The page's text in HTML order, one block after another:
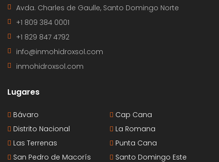
Avda. Charles de Gaulle, Santo Domingo Norte
+1 809 384 0001
+1 829 847 4792
info@inmohidroxsol.com
inmohidroxsol.com
Lugares
Bávaro
Cap Cana
Distrito Nacional
La Romana
Las Terrenas
Punta Cana
San Pedro de Macorís
Santo Domingo Este